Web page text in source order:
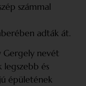
számmal
adták át.
Gergely nevét
és
épületének